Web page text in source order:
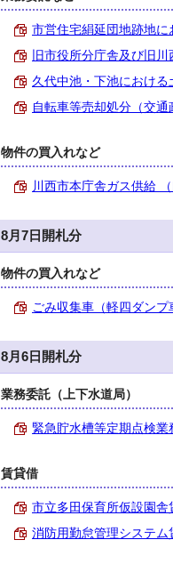
市営住宅絹延団地跡地に
旧市役所分庁舎及び旧
久代中池・下池における
自転車等売却処分（交通
物件の買入れなど
川西市本庁舎ガス供給 （
8月7日開札分
物件の買入れなど
ごみ収集車（軽四ダンプ
8月6日開札分
業務委託（上下水道局）
緊急貯水槽等定期点検業
賃貸借
市立多田保育所仮設園舎
消防用勤怠管理システム